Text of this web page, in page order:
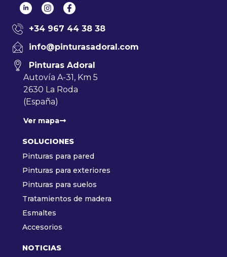
+34 967 44 38 38
info@pinturasadoral.com
Pinturas Adoral
Autovía A-31, Km 5
2630 La Roda
(España)
Ver mapa
SOLUCIONES
Pinturas para pared
Pinturas para exteriores
Pinturas para suelos
Tratamientos de madera
Esmaltes
Accesorios
NOTICIAS